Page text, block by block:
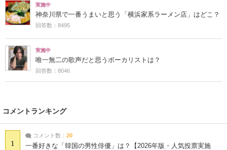
実施中
神奈川県で一番うまいと思う「横浜家系ラーメン店」はどこ？
回答数：8495
実施中
唯一無二の歌声だと思うボーカリストは？
回答数：8046
コメントランキング
1
コメント数： 20
一番好きな「韓国の男性俳優」は？【2026年版・人気投票実施